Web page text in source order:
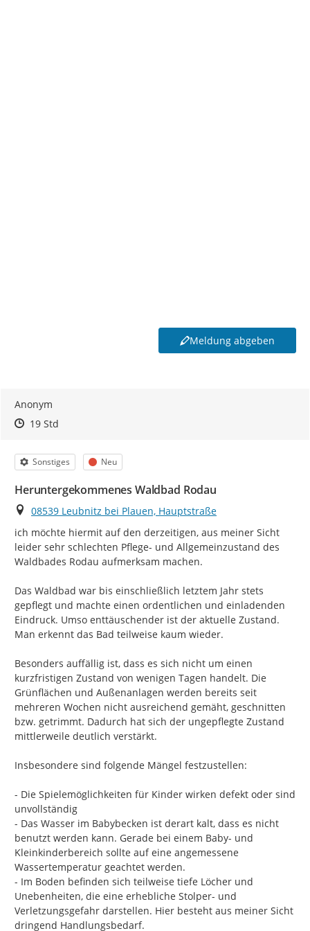
Meldung abgeben
Anonym
Zeitpunkt des Erstellens
Zeitpunkt des Erstellens
19 StdZur Äußerung
Kategorie
Sonstiges Status
Neu
Heruntergekommenes Waldbad Rodau
Ort
08539 Leubnitz bei Plauen, Hauptstraße
ich möchte hiermit auf den derzeitigen, aus meiner Sicht
leider sehr schlechten Pflege- und Allgemeinzustand des
Waldbades Rodau aufmerksam machen.
Das Waldbad war bis einschließlich letztem Jahr stets
gepflegt und machte einen ordentlichen und einladenden
Eindruck. Umso enttäuschender ist der aktuelle Zustand.
Man erkennt das Bad teilweise kaum wieder.
Besonders auffällig ist, dass es sich nicht um einen
kurzfristigen Zustand von wenigen Tagen handelt. Die
Grünflächen und Außenanlagen werden bereits seit
mehreren Wochen nicht ausreichend gemäht, geschnitten
bzw. getrimmt. Dadurch hat sich der ungepflegte Zustand
mittlerweile deutlich verstärkt.
Insbesondere sind folgende Mängel festzustellen:
- Die Spielemöglichkeiten für Kinder wirken defekt oder sind
unvollständig
- Das Wasser im Babybecken ist derart kalt, dass es nicht
benutzt werden kann. Gerade bei einem Baby- und
Kleinkinderbereich sollte auf eine angemessene
Wassertemperatur geachtet werden.
- Im Boden befinden sich teilweise tiefe Löcher und
Unebenheiten, die eine erhebliche Stolper- und
Verletzungsgefahr darstellen. Hier besteht aus meiner Sicht
dringend Handlungsbedarf.